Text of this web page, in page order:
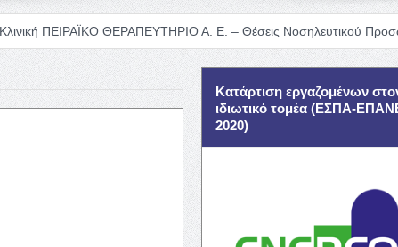
ΘΕΡΑΠΕΥΤΗΡΙΟ Α. Ε. – Θέσεις Νοσηλευτικού Προσωπικού
Κατάρτιση εργαζομένων
ιδιωτικό τομέα (ΕΣΠΑ-
2020)